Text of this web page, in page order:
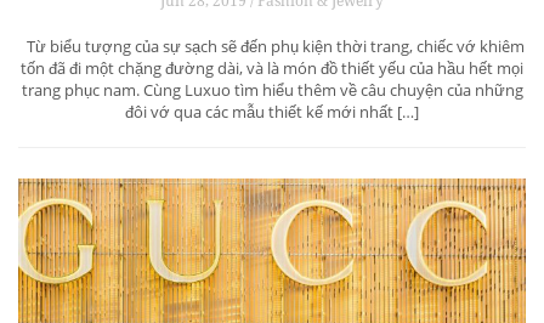
Từ biểu tượng của sự sạch sẽ đến phụ kiện thời trang, chiếc vớ khiêm
tốn đã đi một chặng đường dài, và là món đồ thiết yếu của hầu hết mọi
trang phục nam. Cùng Luxuo tìm hiểu thêm về câu chuyện của những
đôi vớ qua các mẫu thiết kế mới nhất […]